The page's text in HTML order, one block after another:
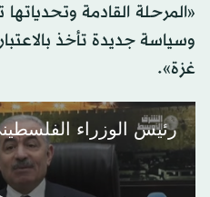
«المرحلة القادمة
وسياسة جديدة تأخذ
غزة».